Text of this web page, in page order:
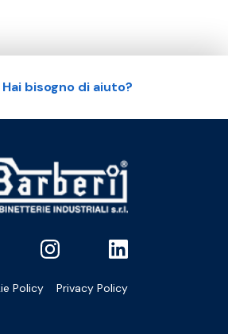
Hai bisogno di aiuto?
Policy Privacy Policy